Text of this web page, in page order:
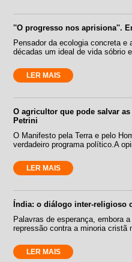
''O progresso nos aprisiona''.
Pensador da ecologia concreta e
décadas um ideal de vida sóbrio
LER MAIS
O agricultor que pode salvar
Petrini
O Manifesto pela Terra e pelo
verdadeiro programa político.A
LER MAIS
Índia: o diálogo inter-religioso
Palavras de esperança, embora
repressão contra a minoria cristã
LER MAIS